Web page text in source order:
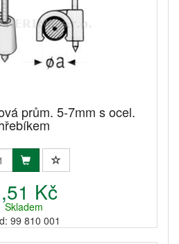
prům. 5-7mm s ocel.
Kč
Skladem
99 810 001